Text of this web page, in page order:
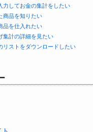
力してお金の集計をしたい
商品を知りたい
品を仕入れたい
集計の詳細を見たい
リストをダウンロードしたい